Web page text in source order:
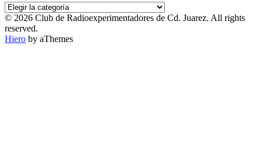
PUBLICACIONES
POR
CATEGORÍA
© 2026 Club de Radioexperimentadores de Cd. Juarez. All rights
reserved.
Hiero by aThemes